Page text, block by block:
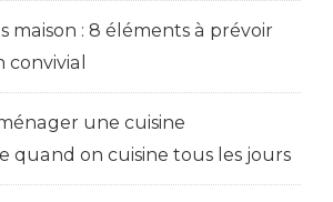
maison : 8 éléments à prévoir
une cuisine
quand on cuisine tous les jours